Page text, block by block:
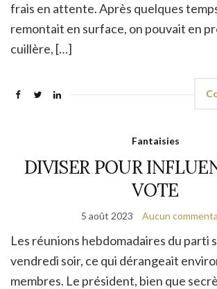
frais en attente. Après quelques
remontait en surface, on pouvait en
cuillère, […]
Fantaisies
DIVISER POUR
VOTE
5 août 2023 Aucun
Les réunions hebdomadaires du parti
vendredi soir, ce qui dérangeait
membres. Le président, bien que